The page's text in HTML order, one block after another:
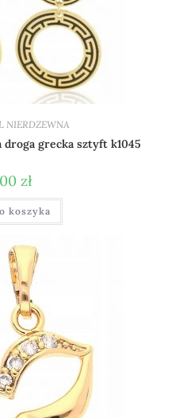
NIERDZEWNA
grecka sztyft k1045
zł
koszyka